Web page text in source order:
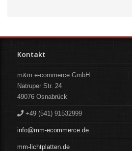
Kontakt
m&m e-commerce GmbH
Natruper Str. 24
49076 Osnabrück
+49 (541) 91532999
info@mm-ecommerce.de
mm-lichtplatten.de